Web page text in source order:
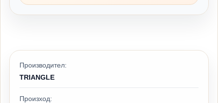
Производител:
TRIANGLE
Произход: